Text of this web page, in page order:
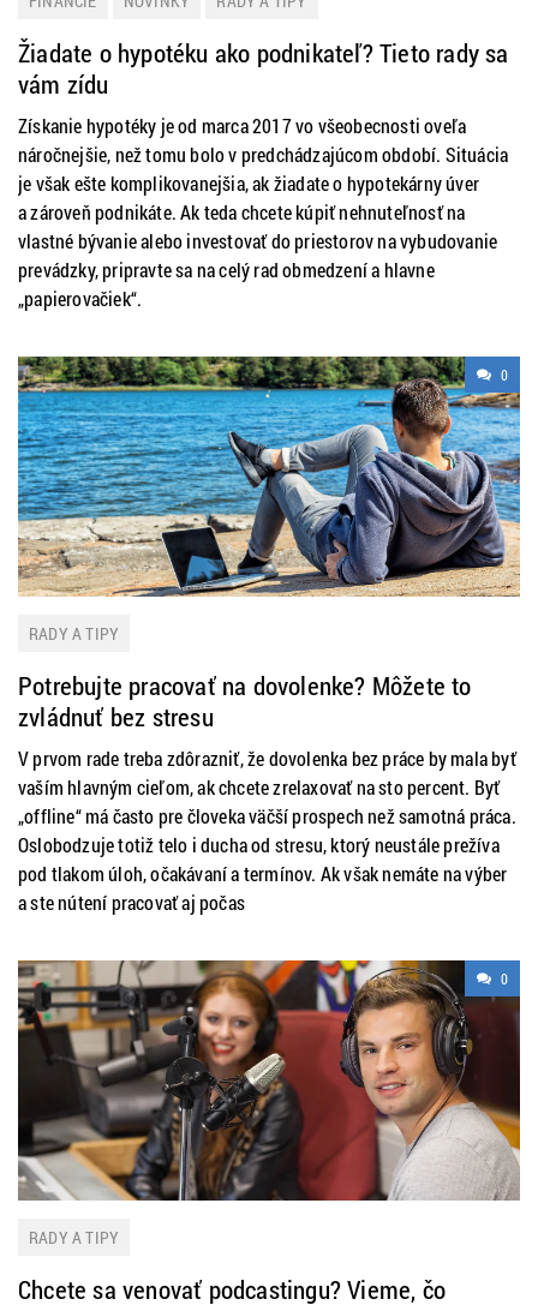
Žiadate o hypotéku ako podnikateľ? Tieto rady sa
vám zídu
Získanie hypotéky je od marca 2017 vo všeobecnosti oveľa
náročnejšie, než tomu bolo v predchádzajúcom období. Situácia
je však ešte komplikovanejšia, ak žiadate o hypotekárny úver
a zároveň podnikáte. Ak teda chcete kúpiť nehnuteľnosť na
vlastné bývanie alebo investovať do priestorov na vybudovanie
prevádzky, pripravte sa na celý rad obmedzení a hlavne
„papierovačiek“.
0
RADY A TIPY
Potrebujte pracovať na dovolenke? Môžete to
zvládnuť bez stresu
V prvom rade treba zdôrazniť, že dovolenka bez práce by mala byť
vaším hlavným cieľom, ak chcete zrelaxovať na sto percent. Byť
„offline“ má často pre človeka väčší prospech než samotná práca.
Oslobodzuje totiž telo i ducha od stresu, ktorý neustále prežíva
pod tlakom úloh, očakávaní a termínov. Ak však nemáte na výber
a ste nútení pracovať aj počas
0
RADY A TIPY
Chcete sa venovať podcastingu? Vieme, čo